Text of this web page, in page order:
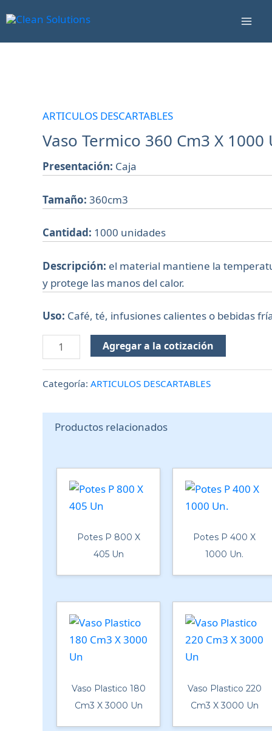
al
contenido
ARTICULOS DESCARTABLES
Vaso Termico 360 Cm3 X 1000
Presentación: Caja
Tamaño: 360cm3
Cantidad: 1000 unidades
Descripción: el material mantiene la
y protege las manos del calor.
Uso: Café, té, infusiones calientes o bebidas
360
X
1000
cantidad
Agregar a la cotización
Categoría: ARTICULOS DESCARTABLES
Productos relacionados
Potes P 800 X
405 Un
Potes P 400 X
1000 Un.
Vaso Plastico 180
Cm3 X 3000 Un
Vaso Plastico 220
Cm3 X 3000 Un